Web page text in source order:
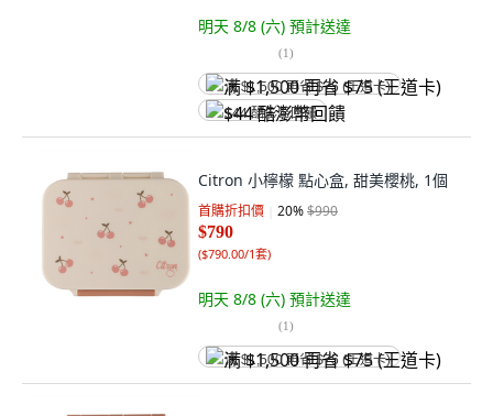
明天 8/8 (六) 預計送達
(1)
满 $1,500 再省 $75 (王道卡)
$44 酷澎幣回饋
Citron 小檸檬 點心盒, 甜美櫻桃, 1個
首購折扣價 20%$990
$790
($790.00/1套)
明天 8/8 (六) 預計送達
(1)
满 $1,500 再省 $75 (王道卡)